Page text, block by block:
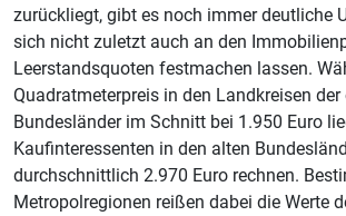
zurückliegt, gibt es noch immer deutliche
sich nicht zuletzt auch an den
Leerstandsquoten festmachen lassen.
Quadratmeterpreis in den Landkreisen
Bundesländer im Schnitt bei 1.950 Euro
Kaufinteressenten in den alten
durchschnittlich 2.970 Euro rechnen.
Metropolregionen reißen dabei die Werte